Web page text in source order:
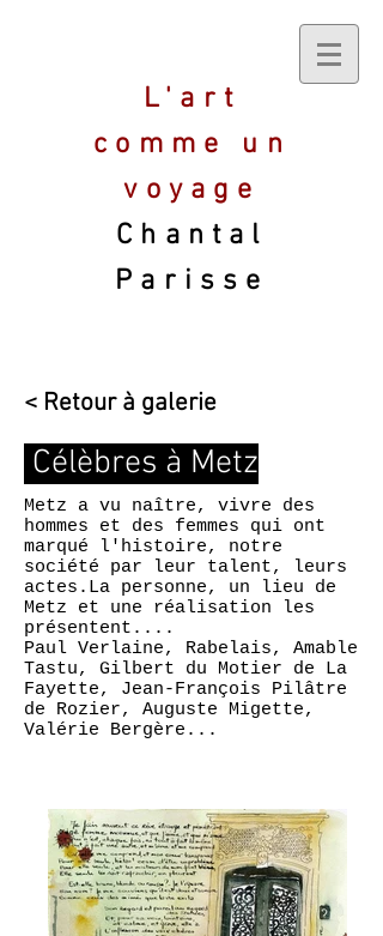
L'art
comme un
voyage
Chantal
Parisse
< Retour à galerie
Célèbres à Metz
Metz a vu naître, vivre des
hommes et des femmes qui ont
marqué l'histoire, notre
société par leur talent, leurs
actes.La personne, un lieu de
Metz et une réalisation les
présentent....
Paul Verlaine, Rabelais, Amable
Tastu, Gilbert du Motier de La
Fayette, Jean-François Pilâtre
de Rozier, Auguste Migette,
Valérie Bergère...